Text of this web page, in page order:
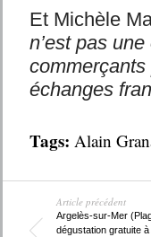
Et Michèle
n’est pas
échanges
Tags: Alain
Article précédent
Argelès-sur-Mer
dégustation gratuite